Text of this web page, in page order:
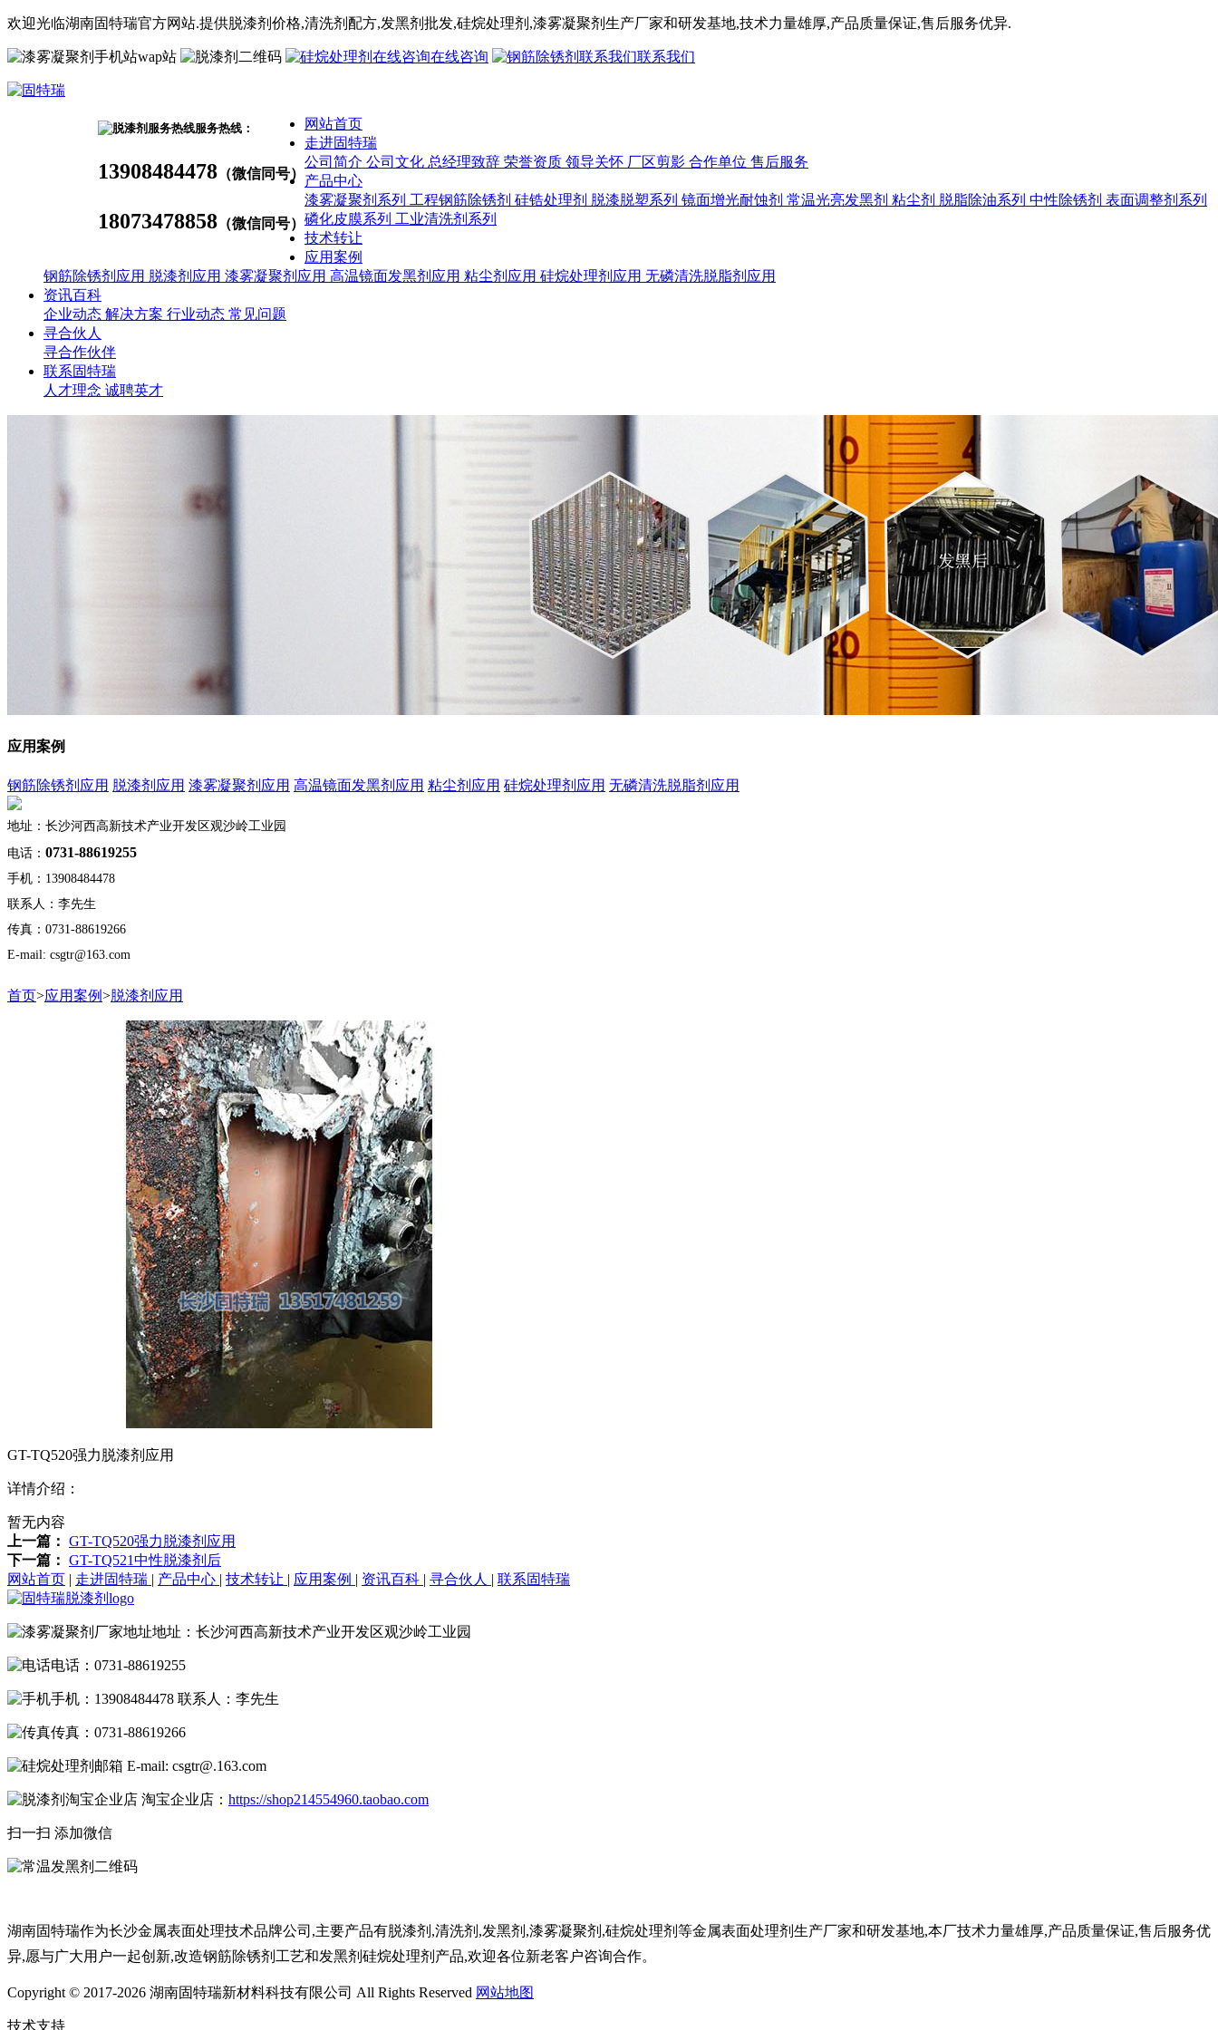
欢迎光临湖南固特瑞官方网站.提供脱漆剂价格,清洗剂 配方,发黑剂 批发,硅烷处理剂 ,漆雾凝聚剂 生产厂家和研发基地,技术力量雄厚,产品质量保证,售后服务优异.
wap站 在线咨询 联系我们
服务热线：
13908484478 （微信同号）
18073478858 （微信同号）
网站首页
走进固特瑞
公司简介 公司文化 总经理致辞 荣誉资质 领导关怀 厂区剪影 合作单位 售后服务
产品中心
漆雾凝聚剂系列 工程钢筋除锈剂 硅锆处理剂 脱漆脱塑系列 镜面增光耐蚀剂 常温光亮发黑剂 粘尘剂 脱脂除油系列 中性除锈剂 表面调整剂系列
磷化皮膜系列 工业清洗剂系列
技术转让
应用案例
钢筋除锈剂应用 脱漆剂应用 漆雾凝聚剂应用 高温镜面发黑剂应用 粘尘剂应用 硅烷处理剂应用 无磷清洗脱脂剂应用
资讯百科
企业动态 解决方案 行业动态 常见问题
寻合伙人
寻合作伙伴
联系固特瑞
人才理念 诚聘英才
应用案例
钢筋除锈剂应用 脱漆剂应用 漆雾凝聚剂应用 高温镜面发黑剂应用 粘尘剂应用 硅烷处理剂应用 无磷清洗脱脂剂应用
地址：长沙河西高新技术产业开发区观沙岭工业园
电话： 0731-88619255
手机：13908484478
联系人：李先生
传真：0731-88619266
E-mail: csgtr@163.com
首页>应用案例>脱漆剂应用
GT-TQ520强力脱漆剂应用
详情介绍：
暂无内容
上一篇： GT-TQ520强力脱漆剂应用
下一篇： GT-TQ521中性脱漆剂后
网站首页 | 走进固特瑞 | 产品中心 | 技术转让 | 应用案例 | 资讯百科 | 寻合伙人 | 联系固特瑞
地址：长沙河西高新技术产业开发区观沙岭工业园
电话：0731-88619255
手机：13908484478 联系人：李先生
传真：0731-88619266
E-mail: csgtr@.163.com
淘宝企业店： https://shop214554960.taobao.com
扫一扫 添加微信
湖南固特瑞作为长沙金属表面处理技术品牌公司,主要产品有脱漆剂,清洗剂,发黑剂,漆雾凝聚剂,硅烷处理剂等金属表面处理剂生产厂家和研发基地,本厂技术力量雄厚,产品质量保证,售后服务优
异,愿与广大用户一起创新,改造钢筋除锈剂工艺和发黑剂硅烷处理剂产品,欢迎各位新老客户咨询合作。
Copyright © 2017-2026 湖南固特瑞新材料科技有限公司 All Rights Reserved 网站地图
技术支持